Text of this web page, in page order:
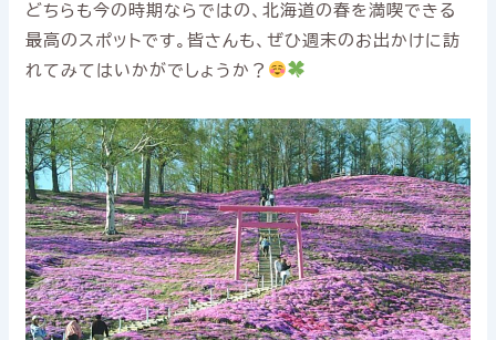
どちらも今の時期ならではの、北海道の春を満喫できる
最高のスポットです。皆さんも、ぜひ週末のお出かけに訪
れてみてはいかがでしょうか？